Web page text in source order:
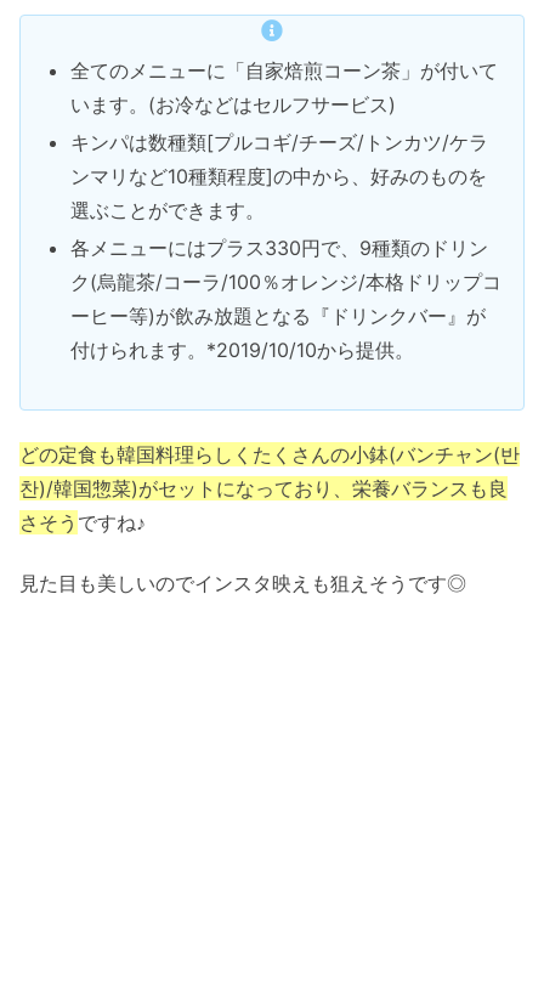
全てのメニューに「自家焙煎コーン茶」が付いて
います。(お冷などはセルフサービス)
キンパは数種類[プルコギ/チーズ/トンカツ/ケラ
ンマリなど10種類程度]の中から、好みのものを
選ぶことができます。
各メニューにはプラス330円で、9種類のドリン
ク(烏龍茶/コーラ/100％オレンジ/本格ドリップコ
ーヒー等)が飲み放題となる『ドリンクバー』が
付けられます。*2019/10/10から提供。
どの定食も韓国料理らしくたくさんの小鉢(バンチャン(반
찬)/韓国惣菜)がセットになっており、栄養バランスも良
さそう ですね♪
見た目も美しいのでインスタ映えも狙えそうです◎